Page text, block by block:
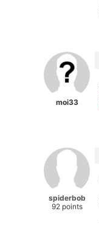
moi33
spiderbob
92 points